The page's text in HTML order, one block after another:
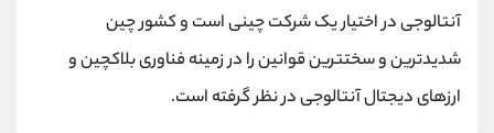
آنتالوجی در اختیار یک شرکت چینی است و کشور چین
شدیدترین و سختترین قوانین را در زمینه فناوری بلاکچین و
ارزهای دیجتال آنتالوجی در نظر گرفته است.